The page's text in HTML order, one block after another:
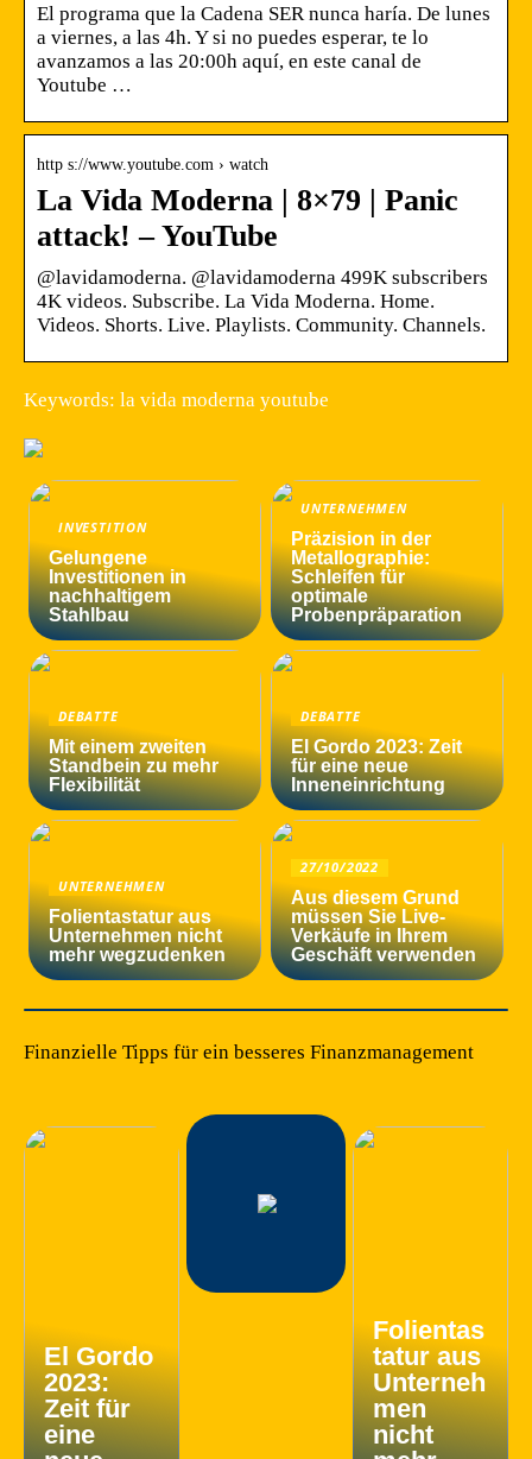
El programa que la Cadena SER nunca haría. De lunes
a viernes, a las 4h. Y si no puedes esperar, te lo
avanzamos a las 20:00h aquí, en este canal de
Youtube …
http s://www.youtube.com › watch
La Vida Moderna | 8×79 | Panic
attack! – YouTube
@lavidamoderna. @lavidamoderna 499K subscribers
4K videos. Subscribe. La Vida Moderna. Home.
Videos. Shorts. Live. Playlists. Community. Channels.
Keywords: la vida moderna youtube
INVESTITION
Gelungene
Investitionen in
nachhaltigem
Stahlbau
UNTERNEHMEN
Präzision in der
Metallographie:
Schleifen für
optimale
Probenpräparation
DEBATTE
Mit einem zweiten
Standbein zu mehr
Flexibilität
DEBATTE
El Gordo 2023: Zeit
für eine neue
Inneneinrichtung
UNTERNEHMEN
Folientastatur aus
Unternehmen nicht
mehr wegzudenken
27/10/2022
Aus diesem Grund
müssen Sie Live-
Verkäufe in Ihrem
Geschäft verwenden
Finanzielle Tipps für ein besseres Finanzmanagement
El Gordo
2023:
Zeit für
eine
Folientas
tatur aus
Unterneh
men
nicht